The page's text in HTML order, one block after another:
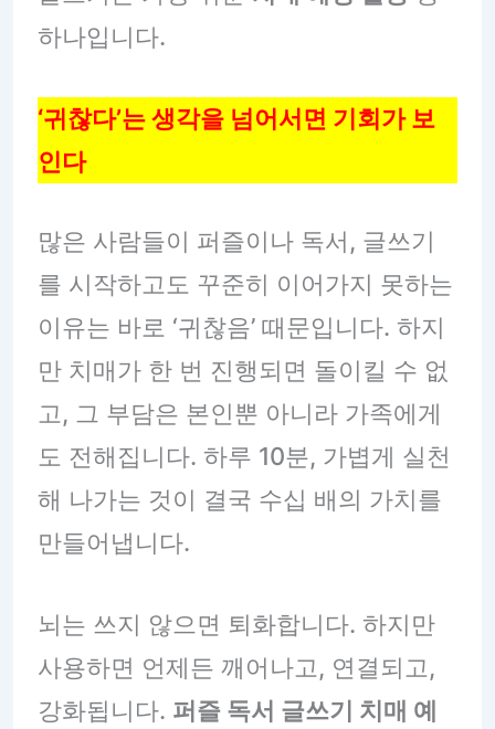
하나입니다.
‘귀찮다’는 생각을 넘어서면 기회가 보
인다
많은 사람들이 퍼즐이나 독서, 글쓰기
를 시작하고도 꾸준히 이어가지 못하는
이유는 바로 ‘귀찮음’ 때문입니다. 하지
만 치매가 한 번 진행되면 돌이킬 수 없
고, 그 부담은 본인뿐 아니라 가족에게
도 전해집니다. 하루 10분, 가볍게 실천
해 나가는 것이 결국 수십 배의 가치를
만들어냅니다.
뇌는 쓰지 않으면 퇴화합니다. 하지만
사용하면 언제든 깨어나고, 연결되고,
강화됩니다. 퍼즐 독서 글쓰기 치매 예